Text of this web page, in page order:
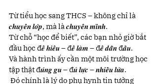
Từ tiểu học sang THCS – không chỉ là
𝒄𝒉𝒖𝒚𝒆̂̉𝒏 𝒍𝒐̛́𝒑, mà là 𝒄𝒉𝒖𝒚𝒆̂̉𝒏 𝒎𝒊̀𝒏𝒉.
Từ chỗ “học để biết”, các bạn nhỏ giờ bắt
đầu học đ𝒆̂̉ 𝒉𝒊𝒆̂̉𝒖 – đ𝒆̂̉ 𝒍𝒂̀𝒎 – đ𝒆̂̉ 𝒅𝒂̂̃𝒏 đ𝒂̂̀𝒖.
Và hành trình ấy cần một môi trường học
tập thật đ𝒖́𝒏𝒈 𝒈𝒖 – đ𝒖̉ 𝒍𝒖̛̣𝒄 – 𝒏𝒉𝒊𝒆̂̀𝒖 𝒍𝒖̛̉𝒂.
Đó chính là lý do phụ hynh tin tưởng